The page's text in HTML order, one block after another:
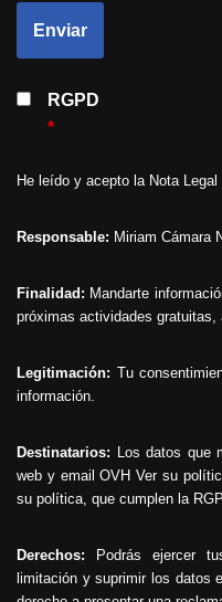
RGPD
*
He leído y acepto la Nota Legal
Responsable: Miriam Cámara
Finalidad: Mandarte
próximas actividades
Legitimación: Tu
información.
Destinatarios: Los datos que
web y email OVHVer su
su política, que cumplen la
Derechos: Podrás ejercer
limitación y suprimir los datos